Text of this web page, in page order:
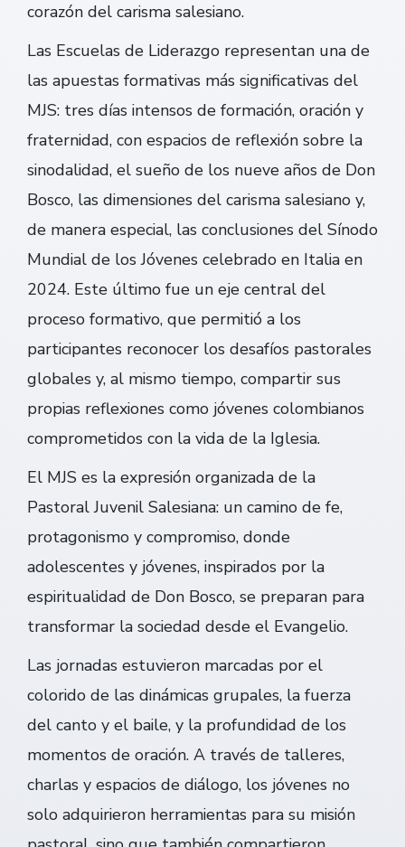
corazón del carisma salesiano.
Las Escuelas de Liderazgo representan una de
las apuestas formativas más significativas del
MJS: tres días intensos de formación, oración y
fraternidad, con espacios de reflexión sobre la
sinodalidad, el sueño de los nueve años de Don
Bosco, las dimensiones del carisma salesiano y,
de manera especial, las conclusiones del Sínodo
Mundial de los Jóvenes celebrado en Italia en
2024. Este último fue un eje central del
proceso formativo, que permitió a los
participantes reconocer los desafíos pastorales
globales y, al mismo tiempo, compartir sus
propias reflexiones como jóvenes colombianos
comprometidos con la vida de la Iglesia.
El MJS es la expresión organizada de la
Pastoral Juvenil Salesiana: un camino de fe,
protagonismo y compromiso, donde
adolescentes y jóvenes, inspirados por la
espiritualidad de Don Bosco, se preparan para
transformar la sociedad desde el Evangelio.
Las jornadas estuvieron marcadas por el
colorido de las dinámicas grupales, la fuerza
del canto y el baile, y la profundidad de los
momentos de oración. A través de talleres,
charlas y espacios de diálogo, los jóvenes no
solo adquirieron herramientas para su misión